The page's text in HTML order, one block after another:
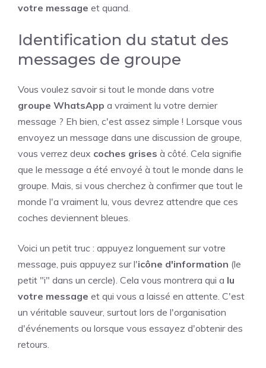
votre message et quand.
Identification du statut des
messages de groupe
Vous voulez savoir si tout le monde dans votre
groupe WhatsApp a vraiment lu votre dernier
message ? Eh bien, c'est assez simple ! Lorsque vous
envoyez un message dans une discussion de groupe,
vous verrez deux coches grises à côté. Cela signifie
que le message a été envoyé à tout le monde dans le
groupe. Mais, si vous cherchez à confirmer que tout le
monde l'a vraiment lu, vous devrez attendre que ces
coches deviennent bleues.
Voici un petit truc : appuyez longuement sur votre
message, puis appuyez sur l'icône d'information (le
petit "i" dans un cercle). Cela vous montrera qui a lu
votre message et qui vous a laissé en attente. C'est
un véritable sauveur, surtout lors de l'organisation
d'événements ou lorsque vous essayez d'obtenir des
retours.